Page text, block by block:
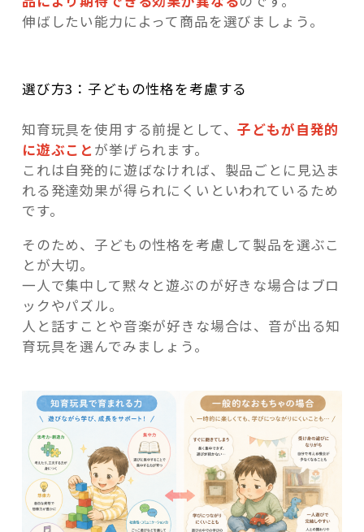
伸ばしたい能力によって商品を選びましょう。
選び方3：子どもの性格を考慮する
知育玩具を使用する前提として、子どもが自発的
に遊ぶこと が挙げられます。
これは自発的に遊ばなければ、製品ごとに見込ま
れる発達効果が得られにくいといわれているため
です。
そのため、子どもの性格を考慮して製品を選ぶこ
とが大切。
一人で集中して黙々と遊ぶのが好きな場合はブロ
ックやパズル。
人と話すことや音楽が好きな場合は、音が出る知
育玩具を選んでみましょう。